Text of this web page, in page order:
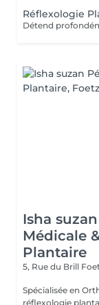
Réflexologie
Isha
Médicale
Plantaire
5, Rue du Brill
Spécialisée en
réflexologie